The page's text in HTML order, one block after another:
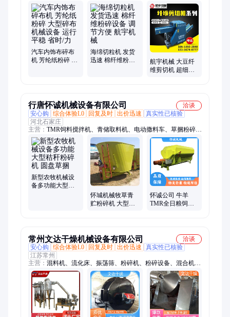
革粉碎、布条粉碎设备、切碎机、短切机、废旧布料、多种纤
维、破碎剪切、纤维剪切机、自动碎纸机、废纸剪切机、纸张破
碎机、布料破碎机、海绵切粒机、纤维切料机、布料碎布机、土
工布碎布机、纤维剪切器材、旧衣服打碎机、纤维切断设备、布
料切断设备
汽车内饰布碎布
机 芳纶纸粉碎 大
海绵切粒机 发货
迅速 棉纤维粉碎
航宇机械 大豆纤
维剪切机 超细纤
行唐怀诚机械设备有限公司
洽谈
安心购
综合体验L0 回复及时 出价迅速
真实性已核验
河北石家庄
主营： TMR饲料搅拌机、青储取料机、电动撒料车、草捆粉碎
机、饲料粉碎搅拌机、饲料混合粉碎机、秸秆粉碎机、饲料粉碎
机、卧式搅拌机、立式搅拌机、清粪车、除尘设备、车载式饲料
搅拌机、全混合日粮饲料搅拌机、行走式青贮取料机、饲料搅拌
机、青贮取料机、圆盘式粉草机、tmr饲料搅拌机、全日粮饲料
搅拌机、小型青储取料机、青储制备机、饲料混合机、液压开仓
混料机
新型农牧机械设
备多功能大型秸
怀城机械牧草青
贮粉碎机 大型圆
怀诚公司 牛羊
TMR全日粮饲料
常州文达干燥机械设备有限公司
洽谈
安心购
综合体验L0 回复及时 出价迅速
真实性已核验
江苏常州
主营： 混料机、流化床、振荡筛、粉碎机、粉碎设备、混合机、
盘烘盘、干燥机、混粉机、干燥塔、破碎机、干燥耙、搅拌机、
制粒机、烘干机、摇摇摆、ct-c热风、工程建筑、不锈钢带、混
料设备、污泥桨叶、标准设计、真空干燥、桨叶搅拌、砂浆设备